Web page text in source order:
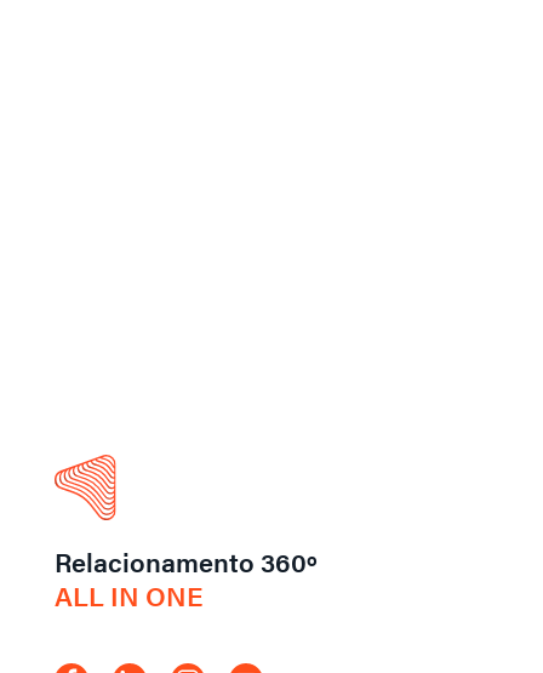
Relacionamento 360º
ALL IN ONE